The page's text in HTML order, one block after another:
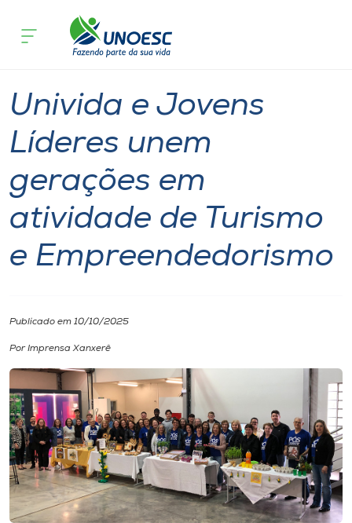
Cursos
Pesquisa
Atendimento ao Estudante
Portal de Ensino
Internacionalização
I.nova
Diplomados
Cultura
Extensão
Univida e Jovens
Líderes unem
gerações em
atividade de Turismo
e Empreendedorismo
Publicado em 10/10/2025
Por Imprensa Xanxerê